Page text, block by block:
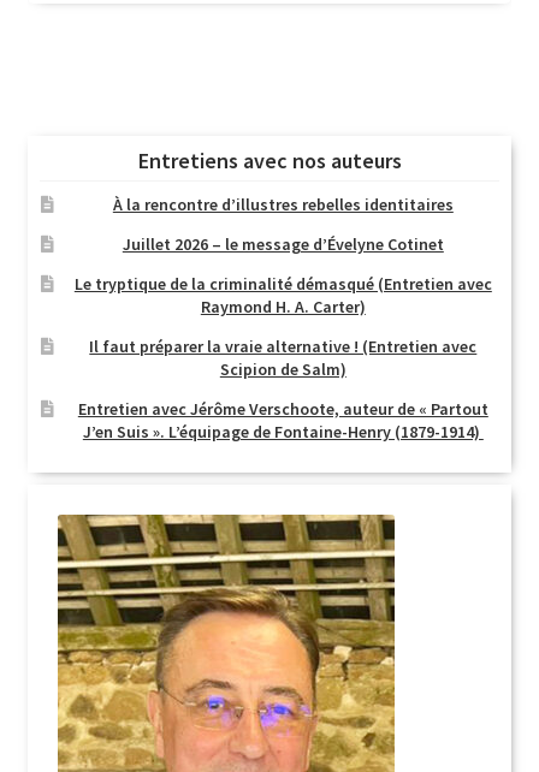
Entretiens avec nos auteurs
À la rencontre d’illustres rebelles identitaires
Juillet 2026 – le message d’Évelyne Cotinet
Le tryptique de la criminalité démasqué (Entretien avec
Raymond H. A. Carter)
Il faut préparer la vraie alternative ! (Entretien avec
Scipion de Salm)
Entretien avec Jérôme Verschoote, auteur de « Partout
J’en Suis ». L’équipage de Fontaine-Henry (1879-1914)